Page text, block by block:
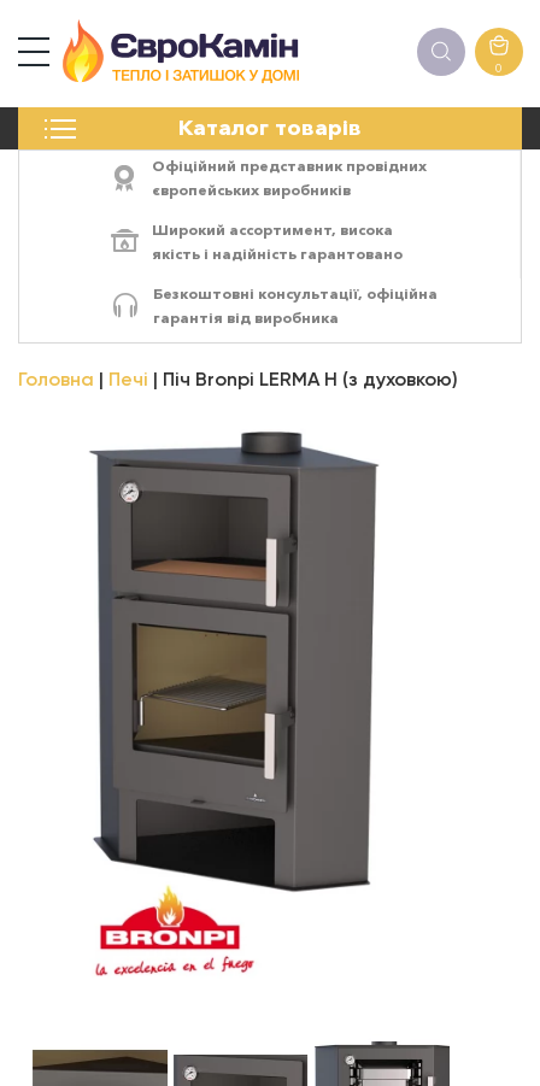
0
Каталог товарів
ПЕЧІ
ЕЛЕКТРОКАМІНИ
АКСЕСУАРИ
Офіційний представник провідних
європейських виробників
Широкий ассортимент, висока
якість і надійність гарантовано
Безкоштовні консультації, офіційна
гарантія від виробника
Головна Печі Піч Bronpi LERMA Н (з духовкою)